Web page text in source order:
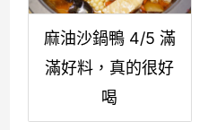
麻油沙鍋鴨 4/5 滿
滿好料，真的很好
喝